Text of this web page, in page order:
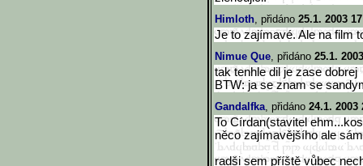
Himloth, přidáno 25.1. 2003
Je to zajímavé. Ale na film
Nimue Que, přidáno 25.1.
tak tenhle dil je zase dobrej
BTW: ja se znam se
Gandalfka, přidáno 24.1. 2003
To Círdan(stavitel
něco zajímavějšího ale
radši sem příště vůbec